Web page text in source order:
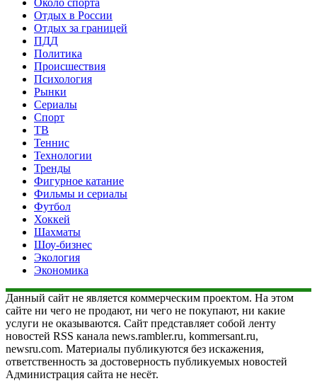
Отдых в России
Отдых за границей
ПДД
Политика
Происшествия
Психология
Рынки
Сериалы
Спорт
ТВ
Теннис
Технологии
Тренды
Фигурное катание
Фильмы и сериалы
Футбол
Хоккей
Шахматы
Шоу-бизнес
Экология
Экономика
Данный сайт не является коммерческим проектом. На этом
сайте ни чего не продают, ни чего не покупают, ни какие
услуги не оказываются. Сайт представляет собой ленту
новостей RSS канала news.rambler.ru, kommersant.ru,
newsru.com. Материалы публикуются без искажения,
ответственность за достоверность публикуемых новостей
Администрация сайта не несёт.